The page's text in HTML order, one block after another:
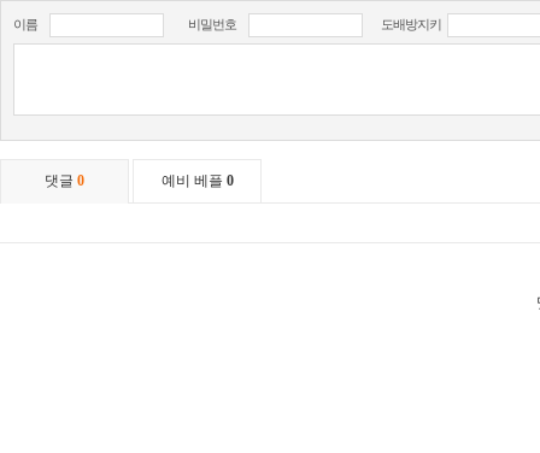
이름 비밀번호 도배방지키
댓글 0 예비 베플 0